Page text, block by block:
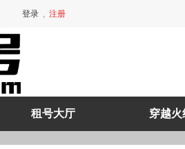
登录 , 注册
租号大厅 穿越火